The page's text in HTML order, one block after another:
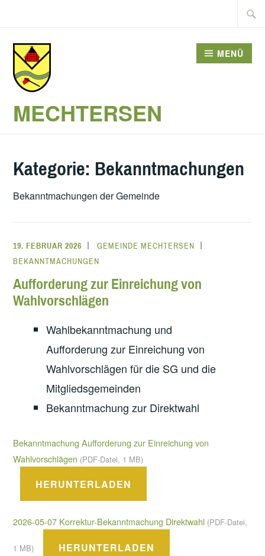
springen
Suche
MECHTERSEN
MENÜ
Kategorie: Bekanntmachungen
Bekanntmachungen der Gemeinde
19. FEBRUAR 2026
GEMEINDE MECHTERSEN
BEKANNTMACHUNGEN
Aufforderung zur Einreichung von
Wahlvorschlägen
Wahlbekanntmachung und
Aufforderung zur Einreichung von
Wahlvorschlägen für die SG und die
Mitgliedsgemeinden
Bekanntmachung zur Direktwahl
Bekanntmachung Aufforderung zur Einreichung von
Wahlvorschlägen (PDF-Datei, 1 MB)
HERUNTERLADEN
2026-05-07 Korrektur-Bekanntmachung Direktwahl (PDF-Datei,
1 MB) HERUNTERLADEN